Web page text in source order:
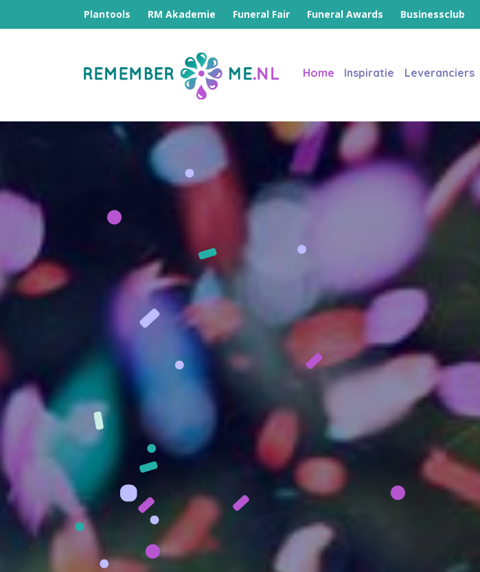
Plantools RM Akademie Funeral Fair Funeral Awards Businessclub
Home Inspiratie Leveranciers